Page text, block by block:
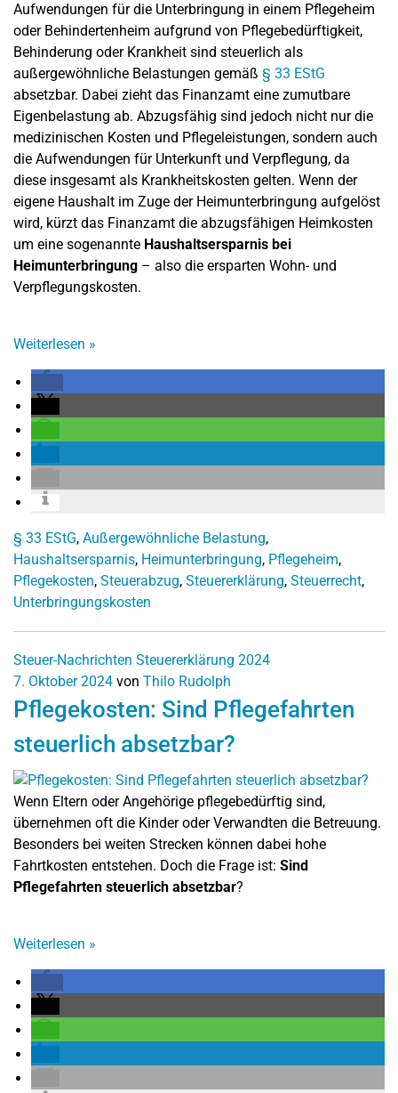
Aufwendungen für die Unterbringung in einem Pflegeheim
oder Behindertenheim aufgrund von Pflegebedürftigkeit,
Behinderung oder Krankheit sind steuerlich als
außergewöhnliche Belastungen gemäß § 33 EStG
absetzbar. Dabei zieht das Finanzamt eine zumutbare
Eigenbelastung ab. Abzugsfähig sind jedoch nicht nur die
medizinischen Kosten und Pflegeleistungen, sondern auch
die Aufwendungen für Unterkunft und Verpflegung, da
diese insgesamt als Krankheitskosten gelten. Wenn der
eigene Haushalt im Zuge der Heimunterbringung aufgelöst
wird, kürzt das Finanzamt die abzugsfähigen Heimkosten
um eine sogenannte Haushaltsersparnis bei
Heimunterbringung – also die ersparten Wohn- und
Verpflegungskosten.
Weiterlesen »
§ 33 EStG, Außergewöhnliche Belastung,
Haushaltsersparnis, Heimunterbringung, Pflegeheim,
Pflegekosten, Steuerabzug, Steuererklärung, Steuerrecht,
Unterbringungskosten
Steuer-Nachrichten Steuererklärung 2024
7. Oktober 2024 von Thilo Rudolph
Pflegekosten: Sind Pflegefahrten
steuerlich absetzbar?
Wenn Eltern oder Angehörige pflegebedürftig sind,
übernehmen oft die Kinder oder Verwandten die Betreuung.
Besonders bei weiten Strecken können dabei hohe
Fahrtkosten entstehen. Doch die Frage ist: Sind
Pflegefahrten steuerlich absetzbar?
Weiterlesen »